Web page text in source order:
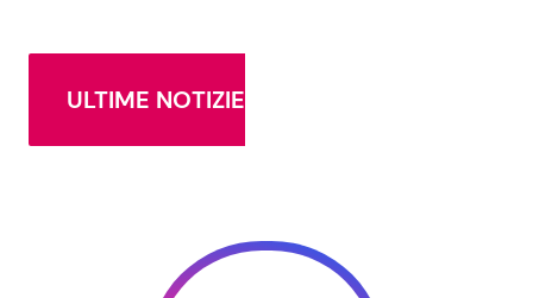
ULTIME NOTIZIE